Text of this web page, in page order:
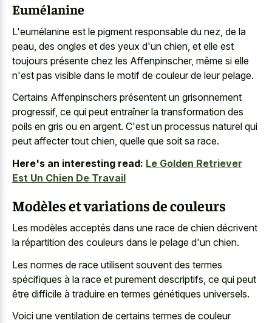
Eumélanine
L'eumélanine est le pigment responsable du nez, de la
peau, des ongles et des yeux d'un chien, et elle est
toujours présente chez les Affenpinscher, même si elle
n'est pas visible dans le motif de couleur de leur pelage.
Certains Affenpinschers présentent un grisonnement
progressif, ce qui peut entraîner la transformation des
poils en gris ou en argent. C'est un processus naturel qui
peut affecter tout chien, quelle que soit sa race.
Here's an interesting read: Le Golden Retriever
Est Un Chien De Travail
Modèles et variations de couleurs
Les modèles acceptés dans une race de chien décrivent
la répartition des couleurs dans le pelage d'un chien.
Les normes de race utilisent souvent des termes
spécifiques à la race et purement descriptifs, ce qui peut
être difficile à traduire en termes génétiques universels.
Voici une ventilation de certains termes de couleur